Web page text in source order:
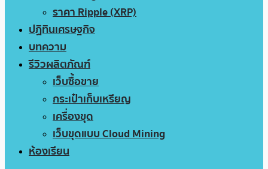
ราคา Ripple (XRP)
ปฏิทินเศรษฐกิจ
บทความ
รีวิวผลิตภัณฑ์
เว็บซื้อขาย
กระเป๋าเก็บเหรียญ
เครื่องขุด
เว็บขุดแบบ Cloud Mining
ห้องเรียน